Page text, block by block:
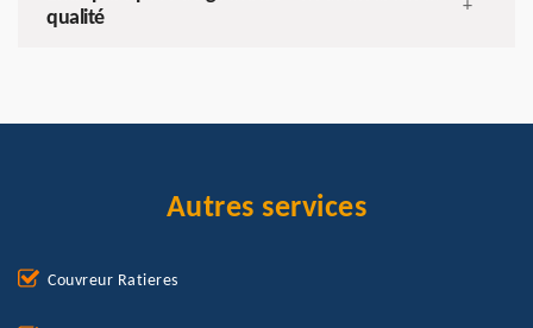
qualité
+
Autres services
Couvreur Ratieres